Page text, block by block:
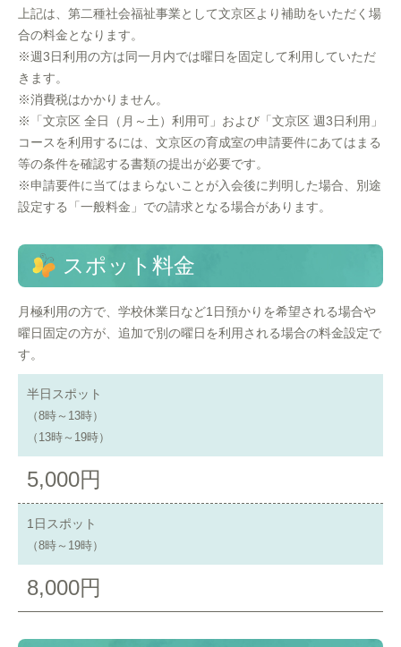
上記は、第二種社会福祉事業として文京区より補助をいただく場
合の料金となります。
※週3日利用の方は同一月内では曜日を固定して利用していただ
きます。
※消費税はかかりません。
※「文京区 全日（月～土）利用可」および「文京区 週3日利用」
コースを利用するには、文京区の育成室の申請要件にあてはまる
等の条件を確認する書類の提出が必要です。
※申請要件に当てはまらないことが入会後に判明した場合、別途
設定する「一般料金」での請求となる場合があります。
スポット料金
月極利用の方で、学校休業日など1日預かりを希望される場合や
曜日固定の方が、追加で別の曜日を利用される場合の料金設定で
す。
半日スポット
（8時～13時）
（13時～19時）
5,000円
1日スポット
（8時～19時）
8,000円